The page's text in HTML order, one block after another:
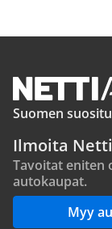
Suomen
Ilmoita
Tavoitat eniten
autokaupat.
Myy